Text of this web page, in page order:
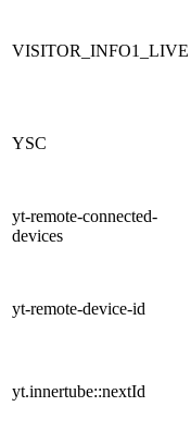
VISITOR_INFO1_LIVE
YSC
yt-remote-connected-
devices
yt-remote-device-id
yt.innertube::nextId